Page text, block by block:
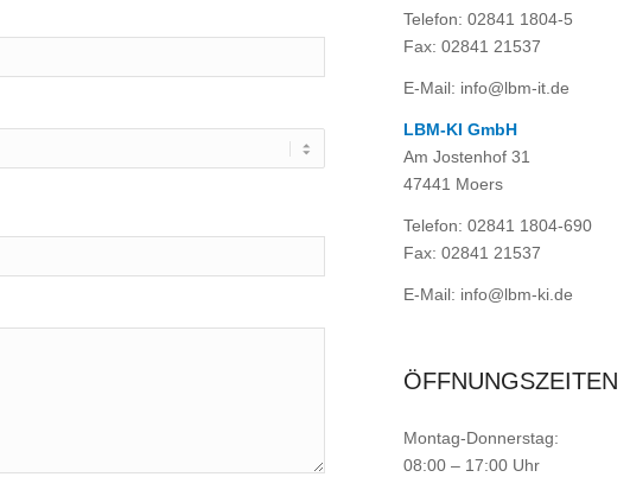
Telefon: 02841 1804-5
Fax: 02841 21537
E-Mail: info@lbm-it.de
LBM-KI GmbH
Am Jostenhof 31
47441 Moers
Telefon: 02841 1804-690
Fax: 02841 21537
E-Mail: info@lbm-ki.de
ÖFFNUNGSZEITEN
Montag-Donnerstag:
08:00 – 17:00 Uhr